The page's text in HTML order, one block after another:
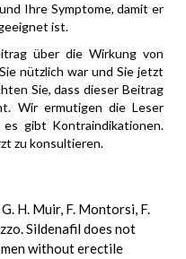
Ihre Symptome, damit er
ist.
über die Wirkung von
nützlich war und Sie jetzt
Sie, dass dieser Beitrag
Wir ermutigen die Leser
gibt Kontraindikationen.
zu konsultieren.
H. Muir, F. Montorsi, F.
Sildenafil does not
without erectile